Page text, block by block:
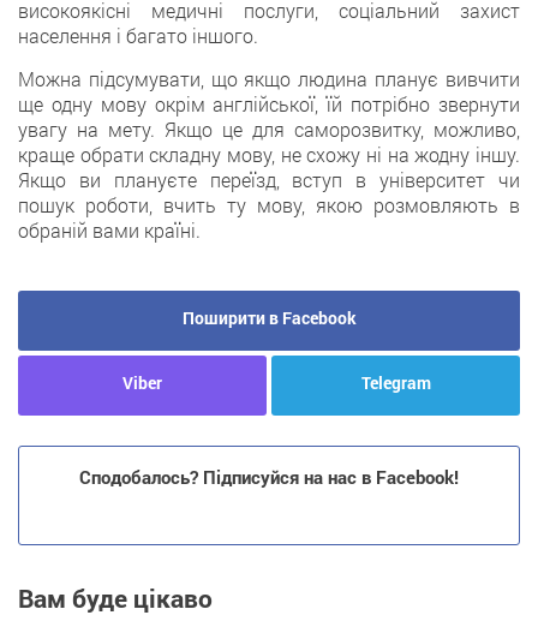
високоякісні медичні послуги, соціальний захист
населення і багато іншого.
Можна підсумувати, що якщо людина планує вивчити
ще одну мову окрім англійської, їй потрібно звернути
увагу на мету. Якщо це для саморозвитку, можливо,
краще обрати складну мову, не схожу ні на жодну іншу.
Якщо ви плануєте переїзд, вступ в університет чи
пошук роботи, вчить ту мову, якою розмовляють в
обраній вами країні.
Поширити в Facebook
Viber Telegram
Сподобалось? Підписуйся на нас в Facebook!
Вам буде цікаво